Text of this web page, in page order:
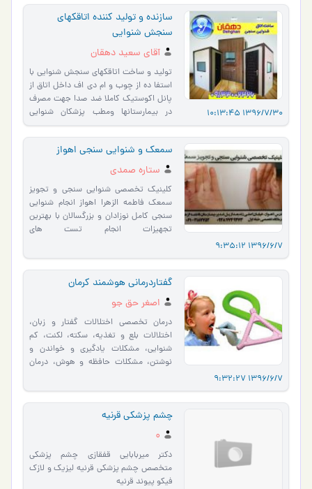
1396/7/30 10:13:45
سازنده و تولید کننده اتاقکهای
سنجش شنوایی
آقای سعید دهقان
تولید و ساخت اتاقکهای سنجش شنوایی با
استفا ده از چوب و ام دی اف داخل اتاق از
پانل اکوستیک کاملا ضد صدا جهت مصرف
در بیمارستانها ومطب پزشکان شنوایی
سنجی ادیومتری سنجش ش�…
1396/6/7 9:35:12
سمعك و شنوايي سنجي اهواز
ستاره صمدي
كلينيك تخصصي شنوايي سنجي و تجويز
سمعك فاطمه الزهرا اهواز انجام شنوايي
سنجي كامل نوزادان و بزرگسالان با بهترين
تجهيزات انجام تست هاي
1396/6/7 9:32:27
گفتاردرمانی هوشمند کرمان
اصغر حق جو
درمان تخصصی اختلالات گفتار و زبان،
اختلالات بلع و تغذیه، سکته، لکنت، کم
شنوایی، مشکلات یادگیری و خواندن و
نوشتن، مشکلات حافظه و هوش، درمان
چشم پزشکی قرنیه
0
دکتر میربابایی قفقازی چشم پزشکی
متخصص چشم پزشکی قرنیه لیزیک و لازک
فیکو پیوند قرنیه